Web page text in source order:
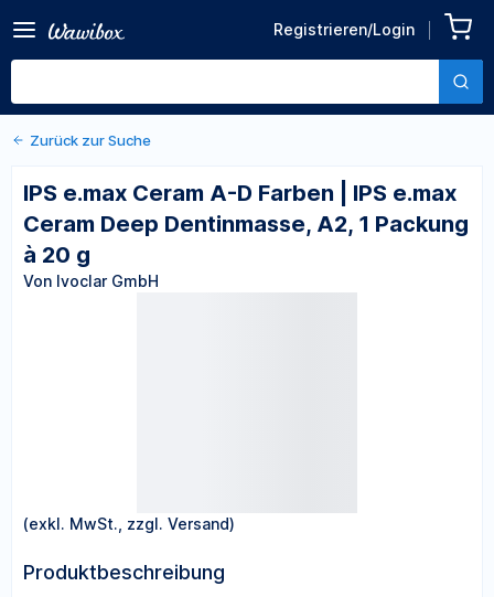
Registrieren/Login
Farben | IPS e.max Ceram
Deep Dentinmasse, A2, 1
Von Ivoclar GmbH
Zurück zu den Produktdetails
Zurück zur Suche
IPS e.max Ceram A-D Farben | IPS e.max
Ceram Deep Dentinmasse, A2, 1 Packung
à 20 g
Von Ivoclar GmbH
(exkl. MwSt., zzgl. Versand)
Produktbeschreibung